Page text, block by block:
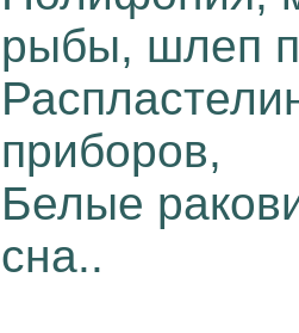
рыбы, шлеп
приборов,
Белые
сна..